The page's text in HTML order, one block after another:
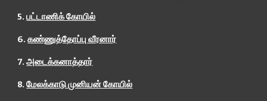
5. பட்டாணிக் கோயில்
6. கண்ணுத்தோப்பு வீரனார்
7. அடைக்கனாத்தார்
8. மேலக்காடு முனியன் கோயில்